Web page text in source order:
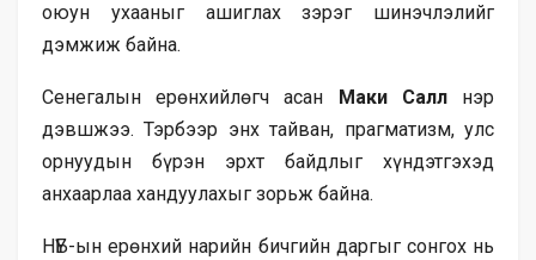
оюун ухааныг ашиглах зэрэг шинэчлэлийг
дэмжиж байна.
Сенегалын ерөнхийлөгч асан Маки Саллнэр
дэвшжээ. Тэрбээр энх тайван, прагматизм, улс
орнуудын бүрэн эрхт байдлыг хүндэтгэхэд
анхаарлаа хандуулахыг зорьж байна.
НҮБ-ын ерөнхий нарийн бичгийн даргыг сонгох нь